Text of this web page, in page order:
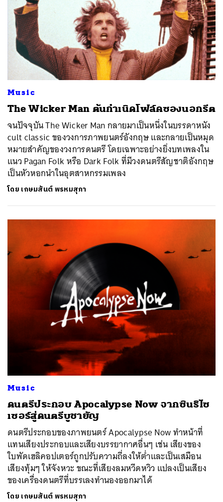
Music
The Wicker Man ต้นกำเนิดโฟล์คซองนอกรีต
จนปัจจุบัน The Wicker Man กลายมาเป็นหนึ่งในบรรดาหนัง
cult classic ของวงการภาพยนตร์อังกฤษ และกลายเป็นหมุด
หมายสำคัญของวงการดนตรี โดยเฉพาะอย่างยิ่งบทเพลงใน
แนว Pagan Folk หรือ Dark Folk ที่มีวงดนตรีสัญชาติอังกฤษ
เป็นหัวหอกนำในอุตสาหกรรมเพลง
โดย เกษมสันต์ พรหมสุภา
Music
ดนตรีประกอบ Apocalypse Now จากซินธิไซ
เซอร์สู่ดนตรีบูชายัญ
ดนตรีประกอบของภาพยนตร์ Apocalypse Now ทำหน้าที่
แทนเสียงประกอบและเสียงบรรยากาศอื่นๆ เช่น เสียงของ
ใบพัดเฮลิคอปเตอร์ถูกปรับความถี่ลงให้ต่ำและเป็นเสมือน
เสียงทุ้มๆ ให้จังหวะ ขณะที่เสียงลมหวีดหวิว แปลงเป็นเสียง
ของเครื่องดนตรีที่บรรเลงทำนองออกมาได้
โดย เกษมสันต์ พรหมสุภา